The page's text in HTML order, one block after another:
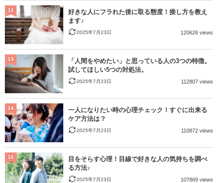
好きな人にフラれた後に取る態度！接し方を教え
ます♪
2025年7月23日 120626 views
12
「人間をやめたい」と思っている人の3つの特徴。
試してほしい5つの対処法。
2025年7月23日 112807 views
13
一人になりたい時の心理チェック！すぐに出来る
ケア方法は？
2025年7月23日 110872 views
14
目をそらす心理！目線で好きな人の気持ちを調べ
る方法♪
2025年7月23日 107869 views
15